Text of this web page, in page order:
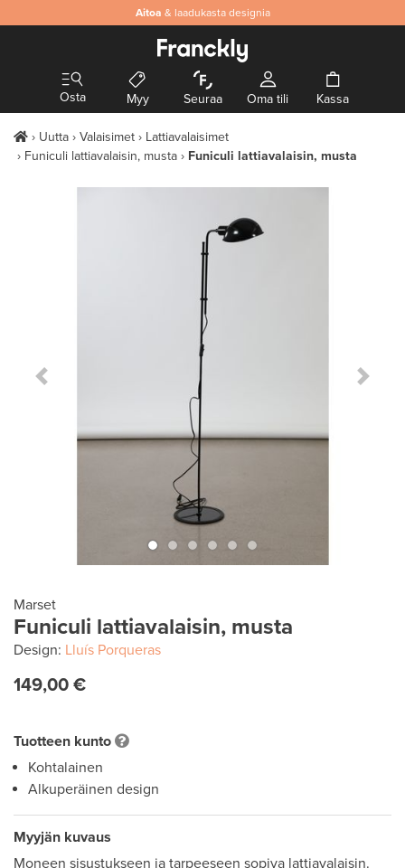
Aitoa & laadukasta designia
Osta Myy Seuraa Oma tili Kassa
Uutta Valaisimet
Lattiavalaisimet
Funiculi lattiavalaisin, musta
Funiculi lattiavalaisin, musta
Previous Slide Next
Marset
Funiculi lattiavalaisin, musta
Design: Lluís Porqueras
149,00 €
Tuotteen kunto
Kohtalainen
Alkuperäinen design
Myyjän kuvaus
Moneen sisustukseen ja tarpeeseen sopiva lattiavalaisin.